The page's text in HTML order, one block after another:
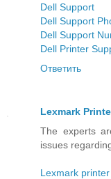
Dell Support
Dell Support
Dell Support
Dell Printer
Ответить
Lexmark
The experts
issues
Lexmark